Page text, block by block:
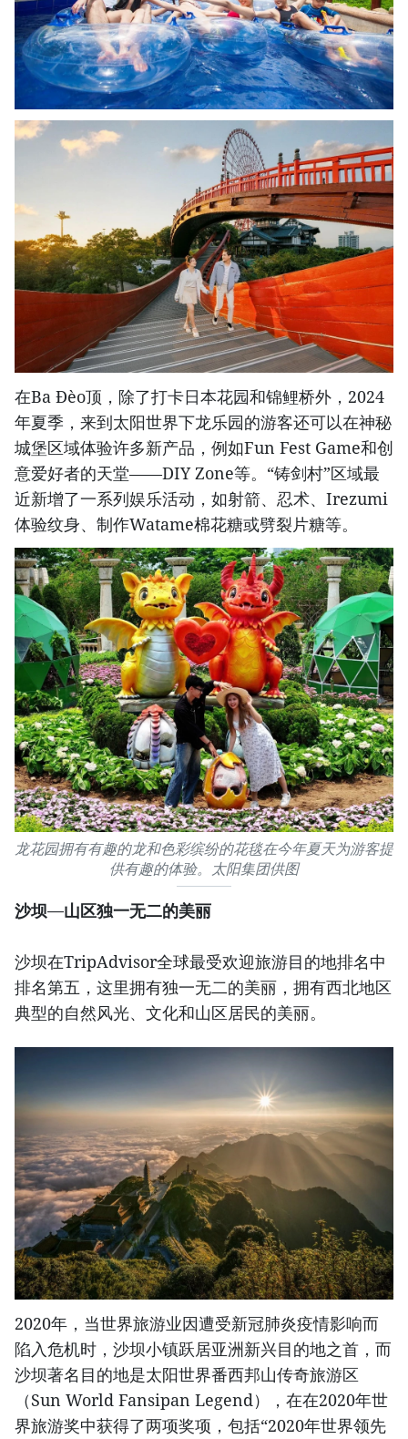
在Ba Đèo顶，除了打卡日本花园和锦鲤桥外，2024
年夏季，来到太阳世界下龙乐园的游客还可以在神秘
城堡区域体验许多新产品，例如Fun Fest Game和创
意爱好者的天堂——DIY Zone等。“铸剑村”区域最
近新增了一系列娱乐活动，如射箭、忍术、Irezumi
体验纹身、制作Watame棉花糖或劈裂片糖等。
龙花园拥有有趣的龙和色彩缤纷的花毯在今年夏天为游客提
供有趣的体验。太阳集团供图
沙坝—山区独一无二的美丽
沙坝在TripAdvisor全球最受欢迎旅游目的地排名中
排名第五，这里拥有独一无二的美丽，拥有西北地区
典型的自然风光、文化和山区居民的美丽。
2020年，当世界旅游业因遭受新冠肺炎疫情影响而
陷入危机时，沙坝小镇跃居亚洲新兴目的地之首，而
沙坝著名目的地是太阳世界番西邦山传奇旅游区
（Sun World Fansipan Legend），在在2020年世
界旅游奖中获得了两项奖项，包括“2020年世界领先